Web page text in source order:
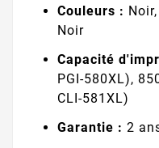
Couleurs :
Noir
Capacité
PGI-580XL),
CLI-581XL)
Garantie : 2